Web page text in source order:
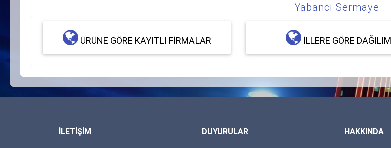
Yabancı Sermaye
ÜRÜNE GÖRE KAYITLI FIRMALAR İLLERE GÖRE
İLETİŞİM DUYURULAR HAKKINDA